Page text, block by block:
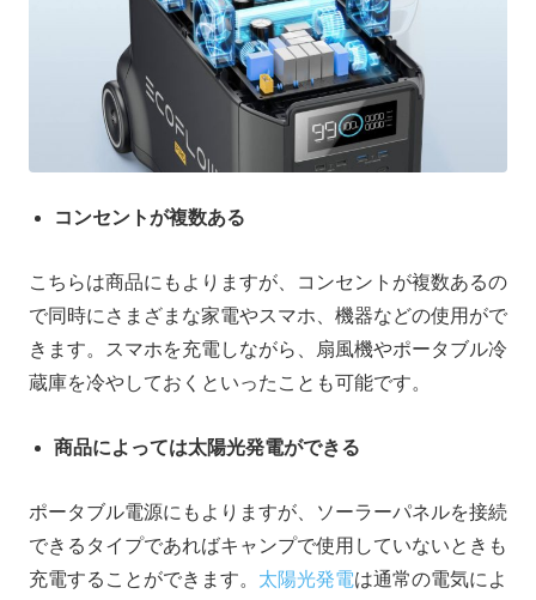
コンセントが複数ある
こちらは商品にもよりますが、コンセントが複数あるの
で同時にさまざまな家電やスマホ、機器などの使用がで
きます。スマホを充電しながら、扇風機やポータブル冷
蔵庫を冷やしておくといったことも可能です。
商品によっては太陽光発電ができる
ポータブル電源にもよりますが、ソーラーパネルを接続
できるタイプであればキャンプで使用していないときも
充電することができます。 太陽光発電は通常の電気によ